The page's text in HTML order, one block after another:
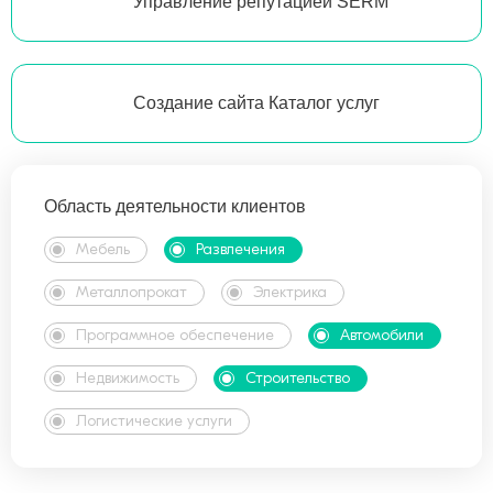
Создание сайта Каталог услуг
Область деятельности клиентов
Мебель Развлечения
Металлопрокат Электрика
Программное обеспечение Автомобили
Недвижимость Строительство
Логистические услуги